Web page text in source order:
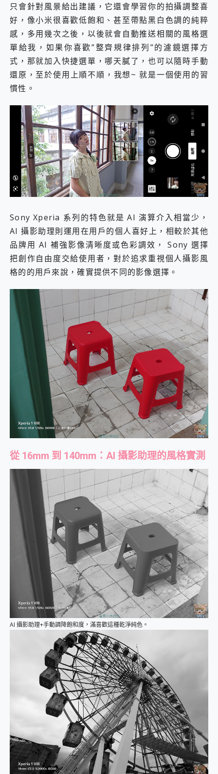
只會針對風景給出建議，它還會學習你的拍攝調整喜
好，像小米很喜歡低飽和、甚至帶點黑白色調的純粹
感，多用幾次之後，以後就會自動推送相關的風格選
單給我，如果你喜歡”整齊規律排列”的濾鏡選擇方
式，那就加入快捷選單，哪天膩了，也可以隨時手動
還原，至於使用上順不順，我想~ 就是一個使用的習
慣性。
Sony Xperia 系列的特色就是 AI 演算介入相當少，
AI 攝影助理則運用在用戶的個人喜好上，相較於其他
品牌用 AI 補強影像清晰度或色彩調效， Sony 選擇
把創作自由度交給使用者，對於追求重視個人攝影風
格的的用戶來說，確實提供不同的影像選擇。
從 16mm 到 140mm：AI 攝影助理的風格實測
AI 攝影助理+手動調降飽和度，滿喜歡這種乾淨純色。